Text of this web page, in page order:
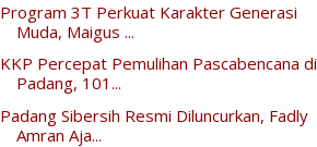
Program 3T Perkuat Karakter Generasi
Muda, Maigus ...
KKP Percepat Pemulihan Pascabencana di
Padang, 101...
Padang Sibersih Resmi Diluncurkan, Fadly
Amran Aja...